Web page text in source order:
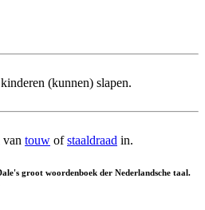
(kunnen) slapen.
van touw ofstaaldraad in.
groot woordenboek der Nederlandsche taal.